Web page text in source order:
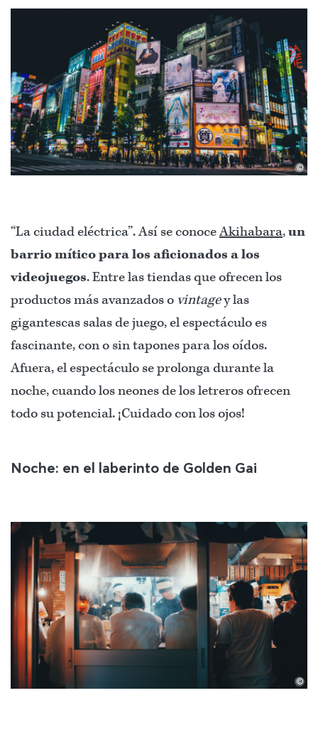
©
“La ciudad eléctrica”. Así se conoceAkihabara,un
barrio mítico para los aficionados a los
videojuegos. Entre las tiendas que ofrecen los
productos más avanzados o vintagey las
gigantescas salas de juego, el espectáculo es
fascinante, con o sin tapones para los oídos.
Afuera, el espectáculo se prolonga durante la
noche, cuando los neones de los letreros ofrecen
todo su potencial. ¡Cuidado con los ojos!
Noche: en el laberinto de Golden Gai
©